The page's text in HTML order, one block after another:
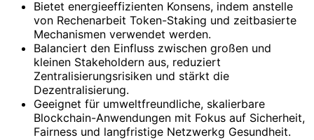
Bietet energieeffizienten Konsens, indem anstelle
von Rechenarbeit Token-Staking und zeitbasierte
Mechanismen verwendet werden.
Balanciert den Einfluss zwischen großen und
kleinen Stakeholdern aus, reduziert
Zentralisierungsrisiken und stärkt die
Dezentralisierung.
Geeignet für umweltfreundliche, skalierbare
Blockchain-Anwendungen mit Fokus auf Sicherheit,
Fairness und langfristige Netzwerkg Gesundheit.